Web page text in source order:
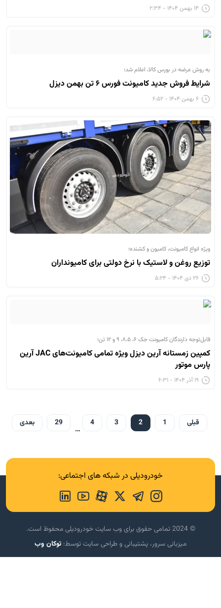
۱۴ بهمن ۱۴۰۴ - ۲:۳۴
به روش عرضه در بورس کالا، اعلام شد؛
شرایط فروش جدید کامیونت فورس ۶ تن بهمن دیزل
۶ بهمن ۱۴۰۴ - ۶:۵۲
ویژه انواع کامیونت، کامیون و کشنده؛
توزیع روغن و لاستیک با نرخ دولتی برای کامیونداران
۲۶ دی ۱۴۰۴ - ۵:۲۴
قابل‌توجه دارندگان کامیونت جک ۶، ۸.۵، ۹ و ۱۲ تن؛
کمپین زمستانه آرین‌ دیزل ویژه تمامی کامیونت‌های JAC آرین
پارس موتور
۱۹ آذر ۱۴۰۴ - ۶:۳۱
قبلی 1
2
3
4
…
29 بعدی
خودرودیلی در شبکه های اجتماعی:
© 2024 تمامی حقوق برای وب سایت خودرودیلی محفوظ است.
میزبانی سرور، پشتیبانی و طراحی سایت توسط: توکان وب